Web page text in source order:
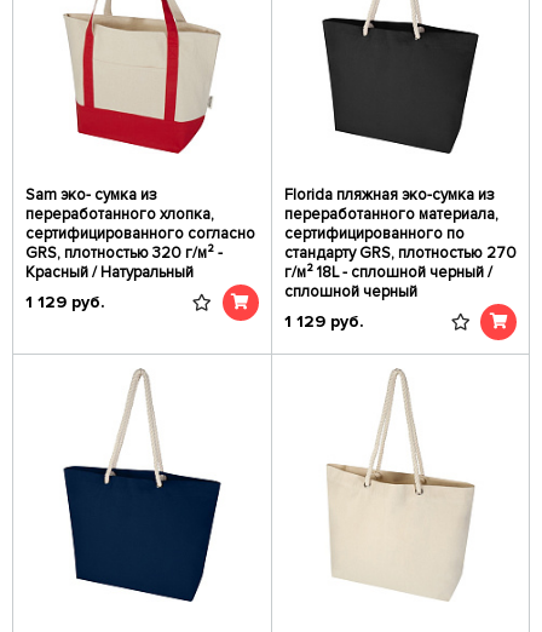
Sam эко- сумка из
переработанного хлопка,
сертифицированного согласно
GRS, плотностью 320 г/м² -
Красный / Натуральный
1 129 руб.
Florida пляжная эко-сумка из
переработанного материала,
сертифицированного по
стандарту GRS, плотностью 270
г/м² 18L - сплошной черный /
сплошной черный
1 129 руб.